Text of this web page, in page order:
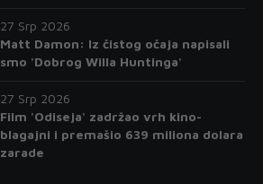
27 Srp 2026
Matt Damon: Iz čistog očaja napisali
smo 'Dobrog Willa Huntinga'
27 Srp 2026
Film 'Odiseja' zadržao vrh kino-
blagajni i premašio 639 miliona dolara
zarade